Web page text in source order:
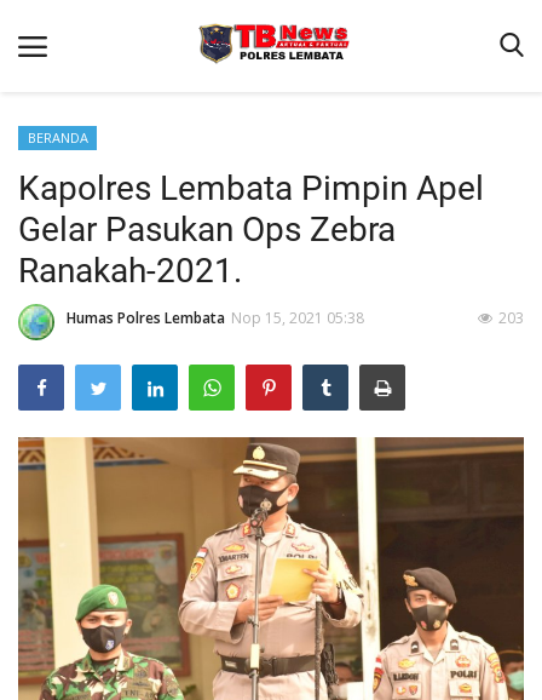
Beranda
Binkam
Terms & Conditions
Giat Ops
Reskrim
Polisi Kita
Lantas
BERANDA
Kapolres Lembata Pimpin Apel
Gelar Pasukan Ops Zebra
Ranakah-2021.
Humas Polres Lembata Nop 15, 2021 05:38 203